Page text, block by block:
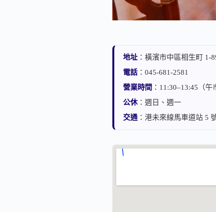
地址 ：橫濱市中區相生町 1-
電話 ：045-681-2581
營業時間 ：11:30–13:45（
公休：週日、週一
交通 ：港未來線馬車道站 5